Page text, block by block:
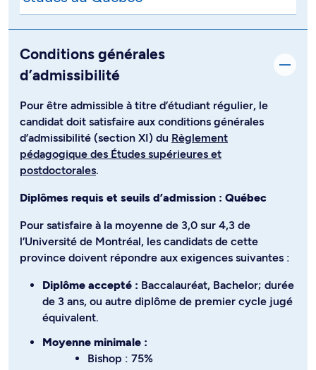
Conditions générales
d’admissibilité
Pour être admissible à titre d’étudiant régulier, le
candidat doit satisfaire aux conditions générales
d’admissibilité (section XI) du Règlement
pédagogique des Études supérieures et
postdoctorales.
Diplômes requis et seuils d’admission : Québec
Pour satisfaire à la moyenne de 3,0 sur 4,3 de
l’Université de Montréal, les candidats de cette
province doivent répondre aux exigences suivantes :
Diplôme accepté : Baccalauréat, Bachelor; durée
de 3 ans, ou autre diplôme de premier cycle jugé
équivalent.
Moyenne minimale :
Bishop : 75%